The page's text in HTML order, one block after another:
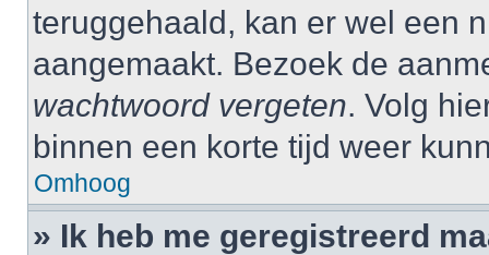
teruggehaald, kan er wel een
aangemaakt. Bezoek de
wachtwoord vergeten. Volg
binnen een korte tijd weer
Omhoog
» Ik heb me geregistreerd